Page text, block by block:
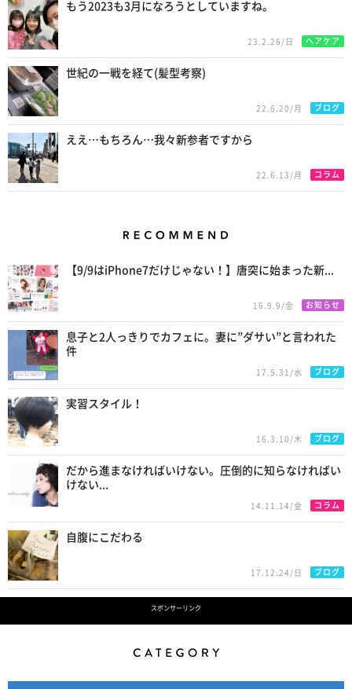
もう2023も3月になろうとしていますね。
23.2.26/日 ヘアケア
世紀の一戦を経て(髪型考察)
22.6.20/月 ブログ
ええ…もちろん…我々新参者ですから
22.6.13/月 コラム
【9/9はiPhone7だけじゃない！】唐突に始まった新...
16.9.9/金 お知らせ
息子と2人っきりでカフェに。妻に”ダサい”と言われた
件
17.5.31/水 ブログ
実習スタイル！
16.3.10/木 ブログ
だから進まなければいけない。圧倒的に知らなければい
けない...
14.11.14/金 コラム
自腹にこだわる
17.12.24/日 ブログ
スポンサーリンク